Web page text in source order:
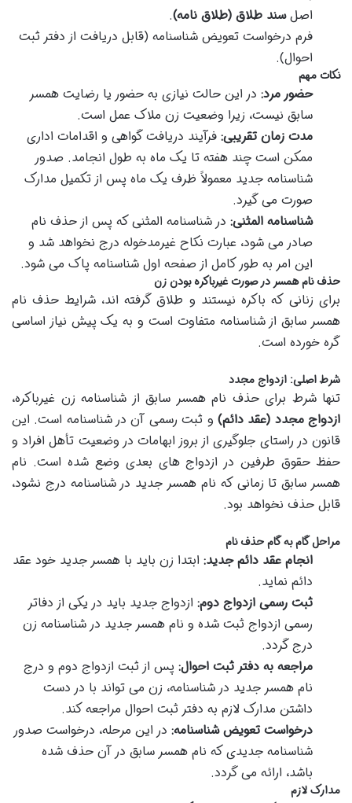
اصلسند طلاق (طلاق نامه).
فرم درخواست تعویض شناسنامه (قابل دریافت از دفتر ثبت
احوال).
نکات مهم
حضور مرد: در این حالت نیازی به حضور یا رضایت همسر
سابق نیست، زیرا وضعیت زن ملاک عمل است.
مدت زمان تقریبی: فرآیند دریافت گواهی و اقدامات اداری
ممکن است چند هفته تا یک ماه به طول انجامد. صدور
شناسنامه جدید معمولاً ظرف یک ماه پس از تکمیل مدارک
صورت می گیرد.
شناسنامه المثنی: در شناسنامه المثنی که پس از حذف نام
صادر می شود، عبارت نکاح غیرمدخوله درج نخواهد شد و
این امر به طور کامل از صفحه اول شناسنامه پاک می شود.
حذف نام همسر در صورت غیرباکره بودن زن
برای زنانی که باکره نیستند و طلاق گرفته اند، شرایط حذف نام
همسر سابق از شناسنامه متفاوت است و به یک پیش نیاز اساسی
گره خورده است.
شرط اصلی: ازدواج مجدد
تنها شرط برای حذف نام همسر سابق از شناسنامه زن غیرباکره،
ازدواج مجدد (عقد دائم) و ثبت رسمی آن در شناسنامه است. این
قانون در راستای جلوگیری از بروز ابهامات در وضعیت تأهل افراد و
حفظ حقوق طرفین در ازدواج های بعدی وضع شده است. نام
همسر سابق تا زمانی که نام همسر جدید در شناسنامه درج نشود،
قابل حذف نخواهد بود.
مراحل گام به گام حذف نام
انجام عقد دائم جدید: ابتدا زن باید با همسر جدید خود عقد
دائم نماید.
ثبت رسمی ازدواج دوم: ازدواج جدید باید در یکی از دفاتر
رسمی ازدواج ثبت شده و نام همسر جدید در شناسنامه زن
درج گردد.
مراجعه به دفتر ثبت احوال: پس از ثبت ازدواج دوم و درج
نام همسر جدید در شناسنامه، زن می تواند با در دست
داشتن مدارک لازم به دفتر ثبت احوال مراجعه کند.
درخواست تعویض شناسنامه: در این مرحله، درخواست صدور
شناسنامه جدیدی که نام همسر سابق در آن حذف شده
باشد، ارائه می گردد.
مدارک لازم